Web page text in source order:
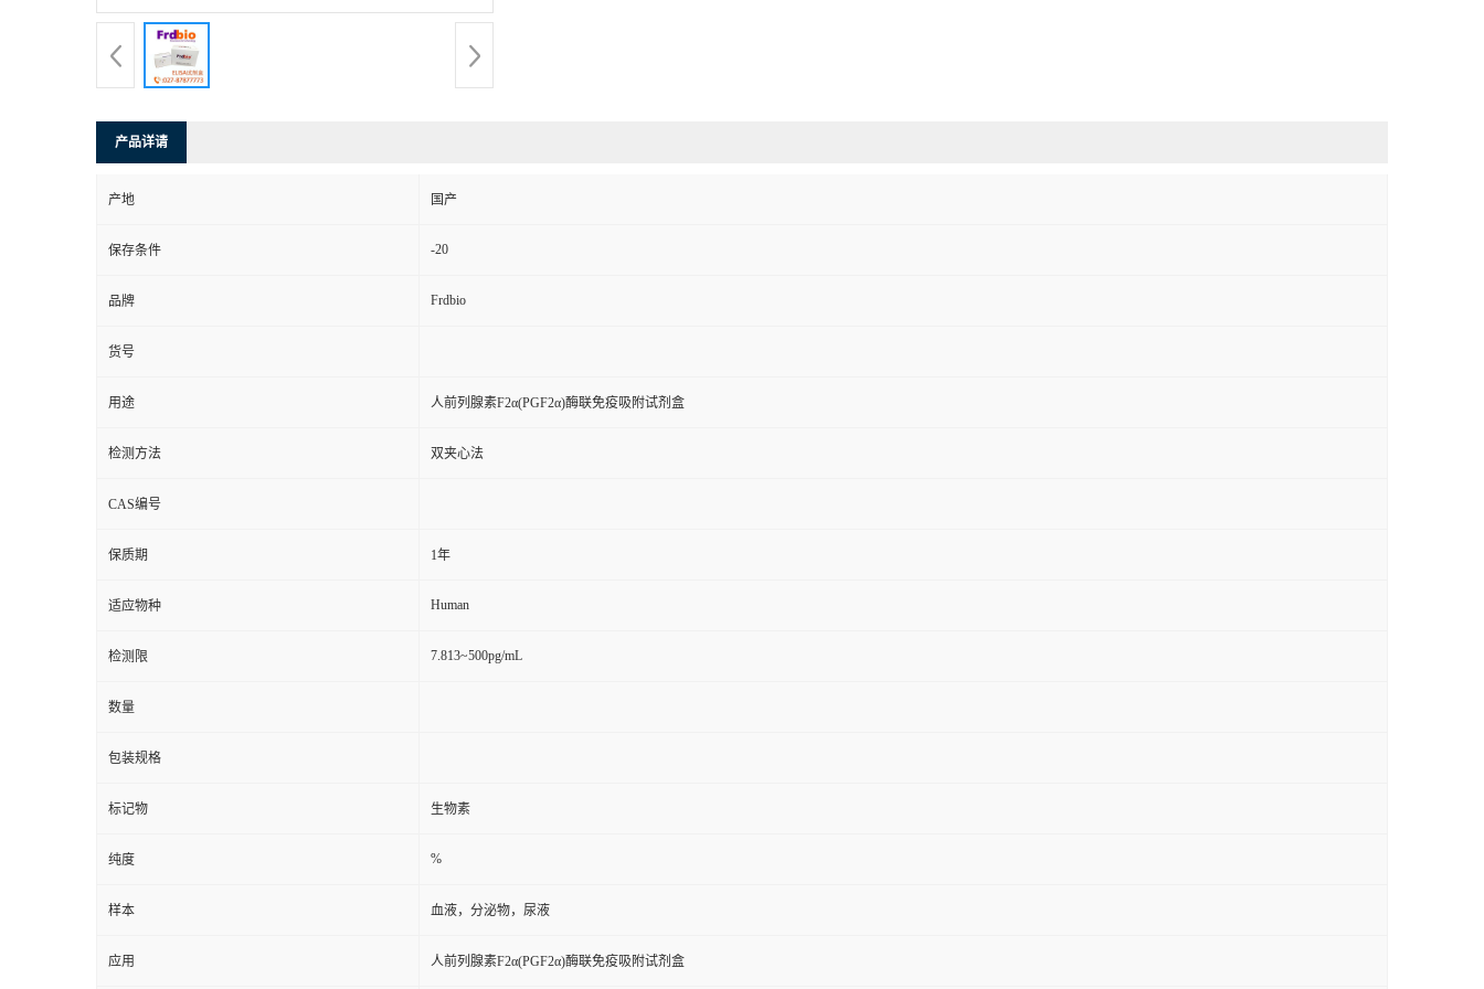
产品详请
产地 国产
保存条件 -20
品牌 Frdbio
货号
用途 人前列腺素F2α(PGF2α)酶联免疫吸附试剂盒
检测方法 双夹心法
CAS编号
保质期 1年
适应物种 Human
检测限 7.813~500pg/mL
数量
包装规格
标记物 生物素
纯度 %
样本 血液，分泌物，尿液
应用 人前列腺素F2α(PGF2α)酶联免疫吸附试剂盒